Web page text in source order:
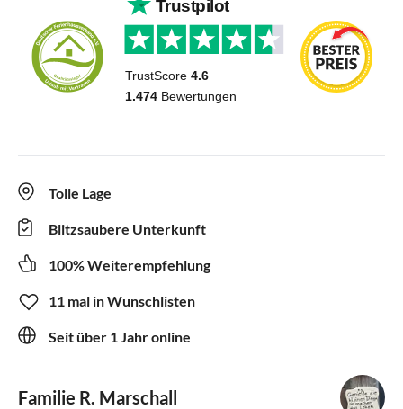
Tolle Lage
Blitzsaubere Unterkunft
100% Weiterempfehlung
11 mal in Wunschlisten
Seit über 1 Jahr online
Familie R. Marschall